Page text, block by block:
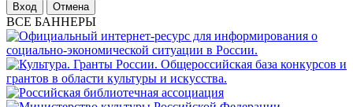
Отмена
ВСЕ БАННЕРЫ